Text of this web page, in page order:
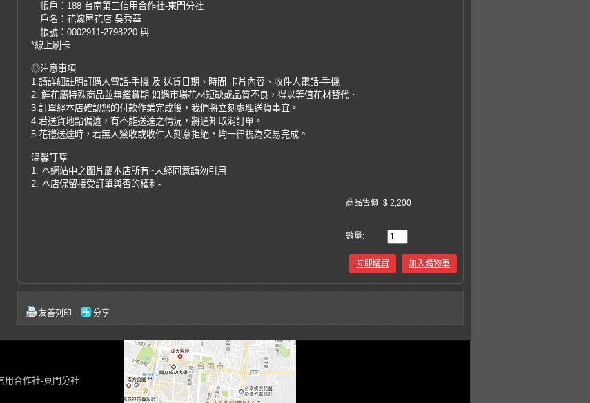
帳戶：188 台南第三信用合作社-東門分社
戶名：花嫁屋花店 吳秀華
帳號：0002911-2798220 與
*線上刷卡
◎注意事項
1.請詳細註明訂購人電話-手機 及 送貨日期、時間 卡片內容、收件人電話-手機
2. 鮮花屬特殊商品並無鑑賞期 如遇市場花材短缺或品質不良，得以等值花材替代．
3.訂單經本店確認您的付款作業完成後，我們將立刻處理送貨事宜。
4.若送貨地點偏遠，有不能送達之情況，將通知取消訂單。
5.花禮送達時，若無人簽收或收件人刻意拒絕，均一律視為交易完成。
溫馨叮嚀
1. 本網站中之圖片屬本店所有~未經同意請勿引用
2. 本店保留接受訂單與否的權利-
商品售價 $ 2,200
數量:
立即購買 加入購物車
友善列印 分享
用合作社-東門分社